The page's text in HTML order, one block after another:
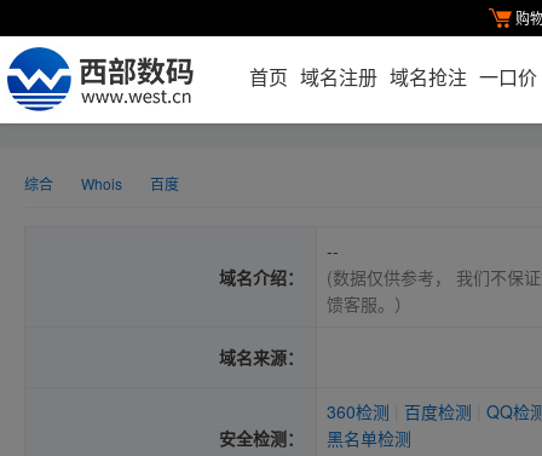
购
首页 域名注册 域名抢注 一口价
综合 Whois 百度
域名介绍：
--
(数据仅供参考， 我们不保
馈客服。）
域名来源：
安全检测：
360检测 百度检测
QQ检
黑名单检测